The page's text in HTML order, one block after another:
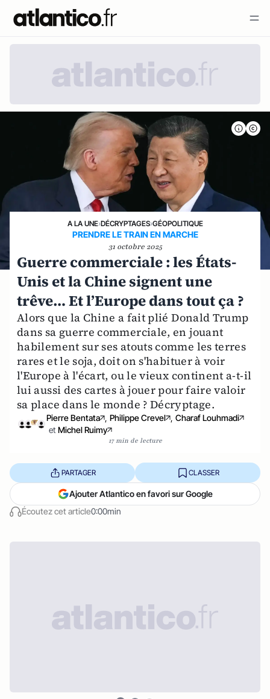
A LA UNE›DÉCRYPTAGES›GÉOPOLITIQUE
PRENDRE LE TRAIN EN MARCHE
31 octobre 2025
Guerre commerciale : les États-
Unis et la Chine signent une
trêve… Et l’Europe dans tout ça ?
Alors que la Chine a fait plié Donald Trump
dans sa guerre commerciale, en jouant
habilement sur ses atouts comme les terres
rares et le soja, doit on s'habituer à voir
l'Europe à l'écart, ou le vieux continent a-t-il
lui aussi des cartes à jouer pour faire valoir
sa place dans le monde ? Décryptage.
Pierre Bentata , Philippe Crevel , Charaf Louhmadi
et Michel Ruimy
17 min de lecture
Écoutez cet article0:00min
PARTAGER CLASSER
Ajouter Atlantico en favori sur Google